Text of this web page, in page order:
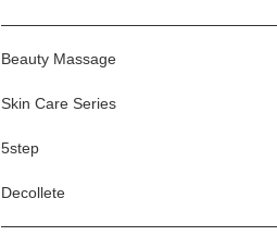
Beauty Massage
Skin Care Series
5step
Decollete